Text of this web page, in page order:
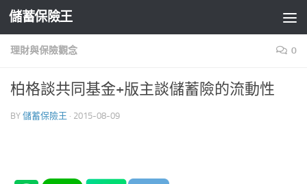
Skip to content
儲蓄保險王
理財與保險觀念 0
柏格談共同基金+版主談儲蓄險的流動性
BY 儲蓄保險王 · 2015-08-09